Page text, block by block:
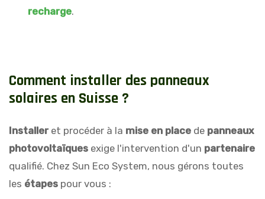
recharge.
Comment installer des panneaux
solaires en Suisse ?
Installeret procéder à la mise en place de panneaux
photovoltaïques exige l'intervention d'un partenaire
qualifié. Chez Sun Eco System, nous gérons toutes
les étapes pour vous :